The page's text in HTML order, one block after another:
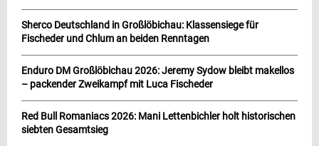
Sherco Deutschland in Großlöbichau: Klassensiege für
Fischeder und Chlum an beiden Renntagen
Enduro DM Großlöbichau 2026: Jeremy Sydow bleibt makellos
– packender Zweikampf mit Luca Fischeder
Red Bull Romaniacs 2026: Mani Lettenbichler holt historischen
siebten Gesamtsieg